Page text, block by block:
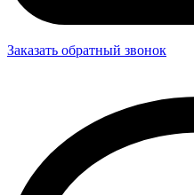
Заказать обратный звонок